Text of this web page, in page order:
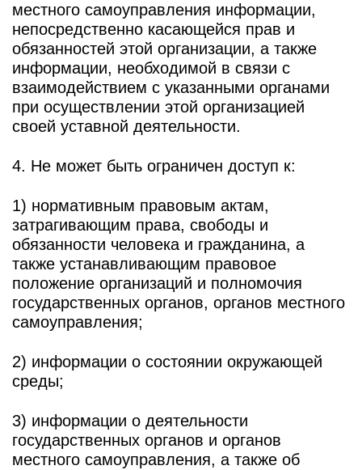
местного самоуправления информации,
непосредственно касающейся прав и
обязанностей этой организации, а также
информации, необходимой в связи с
взаимодействием с указанными органами
при осуществлении этой организацией
своей уставной деятельности.
4. Не может быть ограничен доступ к:
1) нормативным правовым актам,
затрагивающим права, свободы и
обязанности человека и гражданина, а
также устанавливающим правовое
положение организаций и полномочия
государственных органов, органов местного
самоуправления;
2) информации о состоянии окружающей
среды;
3) информации о деятельности
государственных органов и органов
местного самоуправления, а также об